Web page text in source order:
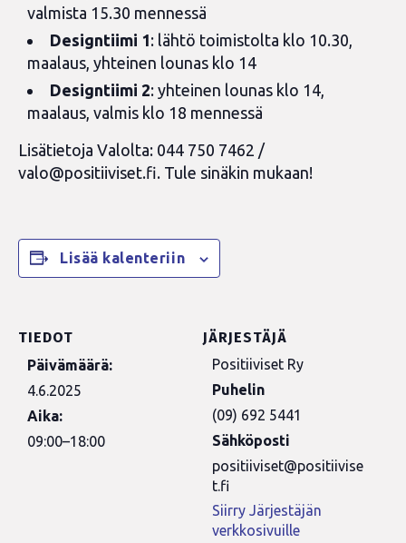
valmista 15.30 mennessä
Designtiimi 1: lähtö toimistolta klo 10.30,
maalaus, yhteinen lounas klo 14
Designtiimi 2: yhteinen lounas klo 14,
maalaus, valmis klo 18 mennessä
Lisätietoja Valolta: 044 750 7462 /
valo@positiiviset.fi. Tule sinäkin mukaan!
Lisää kalenteriin
TIEDOT
Päivämäärä:
4.6.2025
Aika:
09:00–18:00
JÄRJESTÄJÄ
Positiiviset Ry
Puhelin
(09) 692 5441
Sähköposti
positiiviset@positiivise
t.fi
Siirry Järjestäjän
verkkosivuille